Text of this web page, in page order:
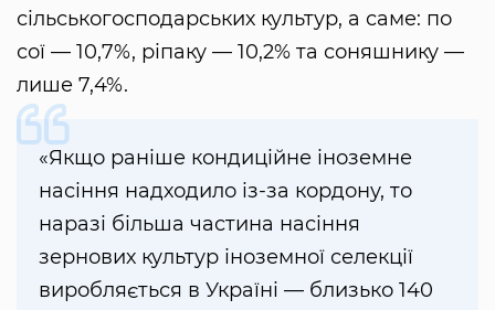
сільськогосподарських культур, а саме: по
сої — 10,7%, ріпаку — 10,2% та соняшнику —
лише 7,4%.
«Якщо раніше кондиційне іноземне
насіння надходило із-за кордону, то
наразі більша частина насіння
зернових культур іноземної селекції
виробляється в Україні — близько 140